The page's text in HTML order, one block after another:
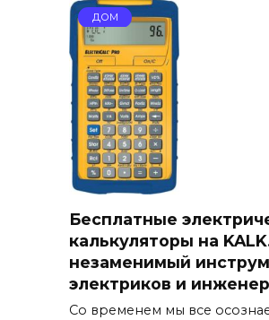
ДОМ
Бесплатные
калькуляторы на
незаменимый
электриков и
Со временем мы все